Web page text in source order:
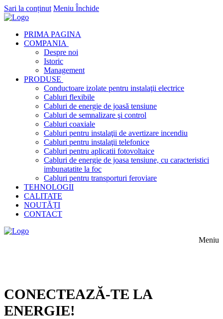
Sari la conținut Meniu Închide
PRIMA PAGINA
COMPANIA
Despre noi
Istoric
Management
PRODUSE
Conductoare izolate pentru instalaţii electrice
Cabluri flexibile
Cabluri de energie de joasă tensiune
Cabluri de semnalizare şi control
Cabluri coaxiale
Cabluri pentru instalaţii de avertizare incendiu
Cabluri pentru instalaţii telefonice
Cabluri pentru aplicatii fotovoltaice
Cabluri de energie de joasa tensiune, cu caracteristici
imbunatatite la foc
Cabluri pentru transporturi feroviare
TEHNOLOGII
CALITATE
NOUTĂȚI
CONTACT
Meniu
CONECTEAZĂ-TE LA
ENERGIE!